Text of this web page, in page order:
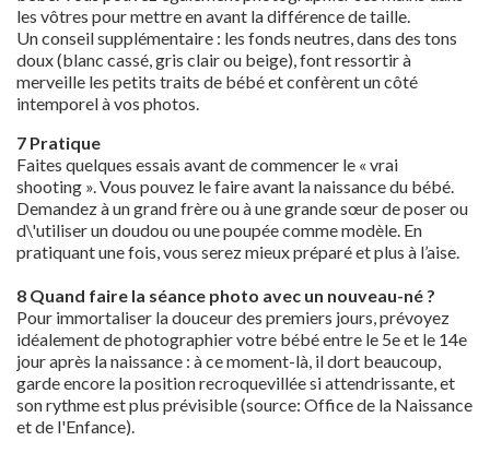
les vôtres pour mettre en avant la différence de taille.
Un conseil supplémentaire : les fonds neutres, dans des tons
doux (blanc cassé, gris clair ou beige), font ressortir à
merveille les petits traits de bébé et confèrent un côté
intemporel à vos photos.
7 Pratique
Faites quelques essais avant de commencer le « vrai
shooting ». Vous pouvez le faire avant la naissance du bébé.
Demandez à un grand frère ou à une grande sœur de poser ou
d\'utiliser un doudou ou une poupée comme modèle. En
pratiquant une fois, vous serez mieux préparé et plus à l’aise.
8 Quand faire la séance photo avec un nouveau-né ?
Pour immortaliser la douceur des premiers jours, prévoyez
idéalement de photographier votre bébé entre le 5eet le 14e
jour après la naissance : à ce moment-là, il dort beaucoup,
garde encore la position recroquevillée si attendrissante, et
son rythme est plus prévisible (source: Office de la Naissance
et de l'Enfance).